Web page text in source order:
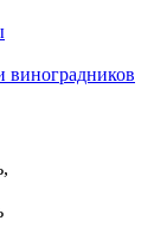
виноградников